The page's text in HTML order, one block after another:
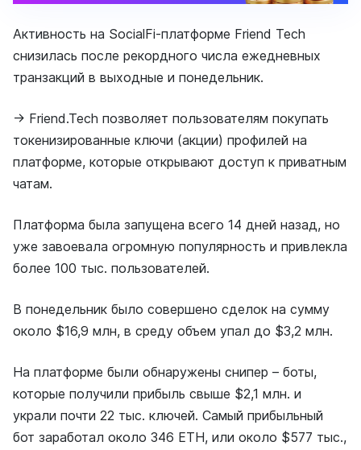
Активность на SocialFi-платформе Friend Tech
снизилась после рекордного числа ежедневных
транзакций в выходные и понедельник.
→ Friend.Tech позволяет пользователям покупать
токенизированные ключи (акции) профилей на
платформе, которые открывают доступ к приватным
чатам.
Платформа была запущена всего 14 дней назад, но
уже завоевала огромную популярность и привлекла
более 100 тыс. пользователей.
В понедельник было совершено сделок на сумму
около $16,9 млн, в среду объем упал до $3,2 млн.
На платформе были обнаружены снипер – боты,
которые получили прибыль свыше $2,1 млн. и
украли почти 22 тыс. ключей. Самый прибыльный
бот заработал около 346 ETH, или около $577 тыс.,